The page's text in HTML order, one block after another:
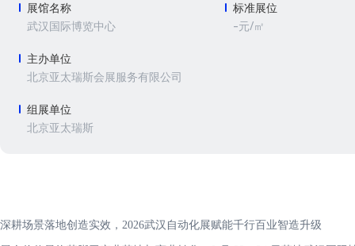
展馆名称
武汉国际博览中心
标准展位
-元/㎡
主办单位
北京亚太瑞斯会展服务有限公司
组展单位
北京亚太瑞斯
深耕场景落地创造实效，2026武汉自动化展赋能千行百业智造升级